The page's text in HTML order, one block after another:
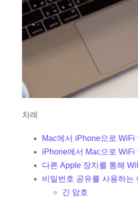
차례
Mac에서 iPhone으로 WiFi
iPhone에서 Mac으로 WiFi
다른 Apple 장치를 통해
비밀번호 공유를 사용하는
긴 암호